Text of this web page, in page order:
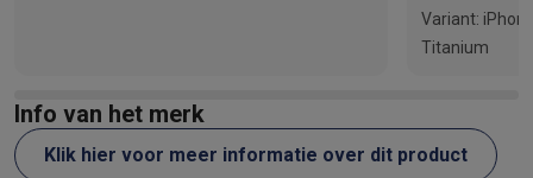
Variant:
Titanium
Info van het merk
Klik hier voor meer informatie over dit product